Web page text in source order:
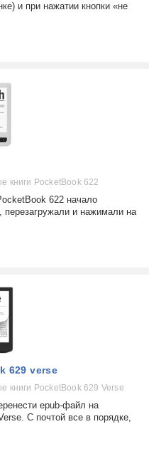
и при нажатии кнопки «не
книги PocketBook 622
622 начало
перезагружали и нажимали на
629 verse
книги PocketBook 629 Verse
epub-файл на
С почтой все в порядке,